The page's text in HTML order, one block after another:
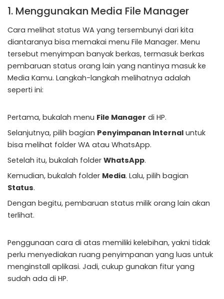
1. Menggunakan Media File Manager
Cara melihat status WA yang tersembunyi dari kita
diantaranya bisa memakai menu File Manager. Menu
tersebut menyimpan banyak berkas, termasuk berkas
pembaruan status orang lain yang nantinya masuk ke
Media Kamu. Langkah-langkah melihatnya adalah
seperti ini:
Pertama, bukalah menu File Manager di HP.
Selanjutnya, pilih bagian Penyimpanan Internal untuk
bisa melihat folder WA atau WhatsApp.
Setelah itu, bukalah folder WhatsApp.
Kemudian, bukalah folder Media. Lalu, pilih bagian
Status.
Dengan begitu, pembaruan status milik orang lain akan
terlihat.
Penggunaan cara di atas memiliki kelebihan, yakni tidak
perlu menyediakan ruang penyimpanan yang luas untuk
menginstall aplikasi. Jadi, cukup gunakan fitur yang
sudah ada di HP.